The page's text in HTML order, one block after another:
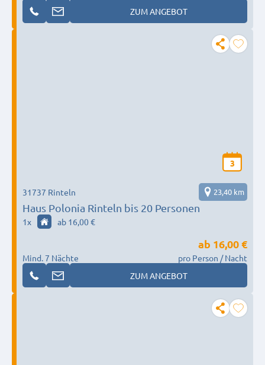
ZUM ANGEBOT
3
Haus Polonia Rinteln bis 20 Personen
31737 Rinteln 23,40 km
1x ab 16,00 €
Mind. 7 Nächte
ab 16,00 €
pro Person / Nacht
ZUM ANGEBOT